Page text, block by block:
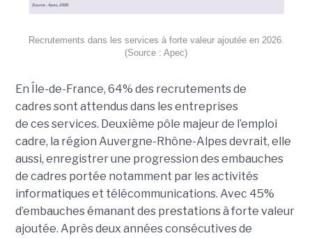
Recrutements dans les services à forte valeur ajoutée en 2026.
(Source : Apec)
En Île-de-France, 64% des recrutements de
cadres sont attendus dans les entreprises
de ces services. Deuxième pôle majeur de l’emploi
cadre, la région Auvergne-Rhône-Alpes devrait, elle
aussi, enregistrer une progression des embauches
de cadres portée notamment par les activités
informatiques et télécommunications. Avec 45%
d’embauches émanant des prestations à forte valeur
ajoutée. Après deux années consécutives de